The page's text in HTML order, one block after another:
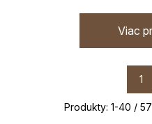
Viac
1
Produkty: 1-40 / 57